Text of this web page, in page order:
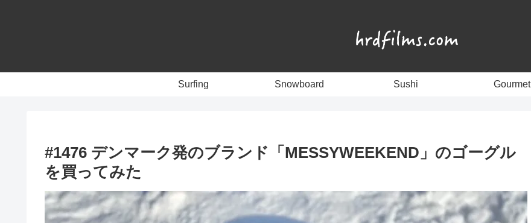
Surfing Snowboard Sushi Gourmet
#1476 デンマーク発のブランド「MESSYWEEKEND」のゴーグル
を買ってみた